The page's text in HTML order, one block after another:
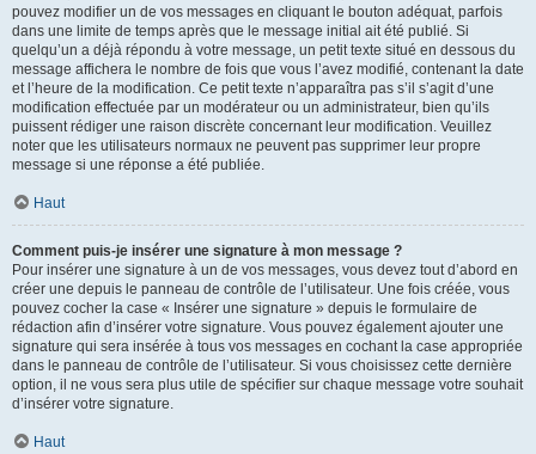
pouvez modifier un de vos messages en cliquant le bouton adéquat, parfois
dans une limite de temps après que le message initial ait été publié. Si
quelqu’un a déjà répondu à votre message, un petit texte situé en dessous du
message affichera le nombre de fois que vous l’avez modifié, contenant la date
et l’heure de la modification. Ce petit texte n’apparaîtra pas s’il s’agit d’une
modification effectuée par un modérateur ou un administrateur, bien qu’ils
puissent rédiger une raison discrète concernant leur modification. Veuillez
noter que les utilisateurs normaux ne peuvent pas supprimer leur propre
message si une réponse a été publiée.
Haut
Comment puis-je insérer une signature à mon message ?
Pour insérer une signature à un de vos messages, vous devez tout d’abord en
créer une depuis le panneau de contrôle de l’utilisateur. Une fois créée, vous
pouvez cocher la case « Insérer une signature » depuis le formulaire de
rédaction afin d’insérer votre signature. Vous pouvez également ajouter une
signature qui sera insérée à tous vos messages en cochant la case appropriée
dans le panneau de contrôle de l’utilisateur. Si vous choisissez cette dernière
option, il ne vous sera plus utile de spécifier sur chaque message votre souhait
d’insérer votre signature.
Haut